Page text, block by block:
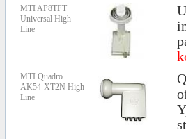
MTI AP8TFT
Universal High
Line
MTI Quadro
AK54-XT2N High
Line